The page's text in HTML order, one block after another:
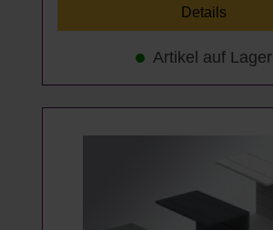
Details
Artikel auf Lager